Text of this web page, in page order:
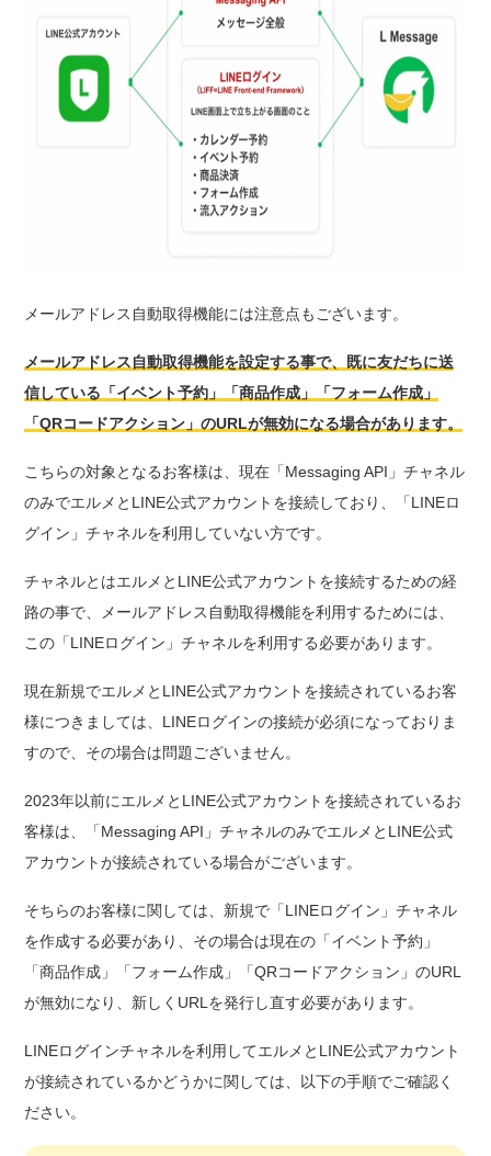
メールアドレス自動取得機能には注意点もございます。
メールアドレス自動取得機能を設定する事で、既に友だちに送
信している「イベント予約」「商品作成」「フォーム作成」
「QRコードアクション」のURLが無効になる場合があります。
こちらの対象となるお客様は、現在「Messaging API」チャネル
のみでエルメとLINE公式アカウントを接続しており、「LINEロ
グイン」チャネルを利用していない方です。
チャネルとはエルメとLINE公式アカウントを接続するための経
路の事で、メールアドレス自動取得機能を利用するためには、
この「LINEログイン」チャネルを利用する必要があります。
現在新規でエルメとLINE公式アカウントを接続されているお客
様につきましては、LINEログインの接続が必須になっておりま
すので、その場合は問題ございません。
2023年以前にエルメとLINE公式アカウントを接続されているお
客様は、「Messaging API」チャネルのみでエルメとLINE公式
アカウントが接続されている場合がございます。
そちらのお客様に関しては、新規で「LINEログイン」チャネル
を作成する必要があり、その場合は現在の「イベント予約」
「商品作成」「フォーム作成」「QRコードアクション」のURL
が無効になり、新しくURLを発行し直す必要があります。
LINEログインチャネルを利用してエルメとLINE公式アカウント
が接続されているかどうかに関しては、以下の手順でご確認く
ださい。